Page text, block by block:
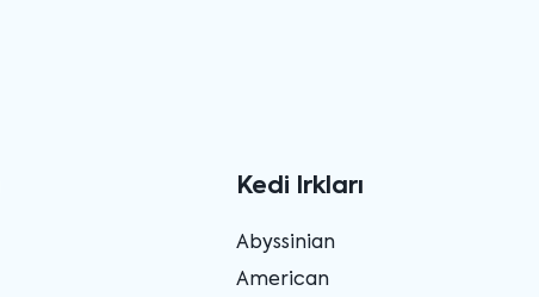
Kedi Irkları
Abyssinian
American